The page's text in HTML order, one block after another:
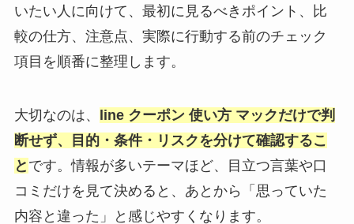
いたい人に向けて、最初に見るべきポイント、比
較の仕方、注意点、実際に行動する前のチェック
項目を順番に整理します。
大切なのは、 line クーポン 使い方 マックだけで判
断せず、目的・条件・リスクを分けて確認するこ
と です。情報が多いテーマほど、目立つ言葉や口
コミだけを見て決めると、あとから「思っていた
内容と違った」と感じやすくなります。